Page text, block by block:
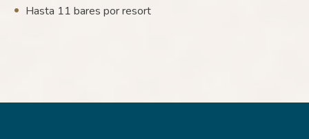
Hasta 11 bares por resort